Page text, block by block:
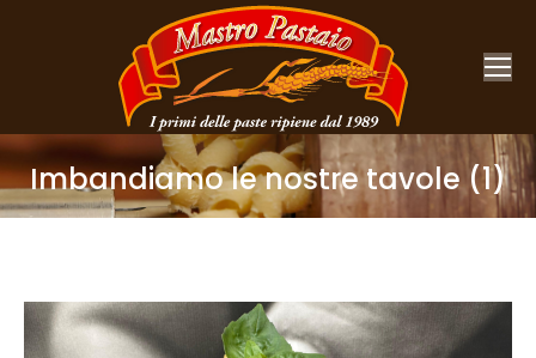
Imbandiamo le nostre tavole (1)
You are here: